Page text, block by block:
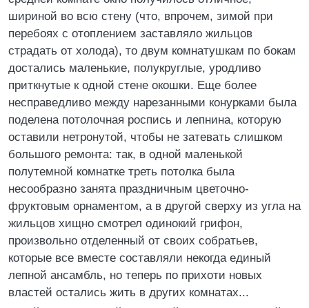
шириной во всю стену (что, впрочем, зимой при
перебоях с отоплением заставляло жильцов
страдать от холода), то двум комнатушкам по бокам
достались маленькие, полукруглые, уродливо
приткнутые к одной стене окошки. Еще более
несправедливо между нарезанными конурками была
поделена потолочная роспись и лепнина, которую
оставили нетронутой, чтобы не затевать слишком
большого ремонта: так, в одной маленькой
полутемной комнатке треть потолка была
несообразно занята праздничным цветочно-
фруктовым орнаментом, а в другой сверху из угла на
жильцов хищно смотрел одинокий грифон,
произвольно отделенный от своих собратьев,
которые все вместе составляли некогда единый
лепной ансамбль, но теперь по прихоти новых
властей остались жить в других комнатах...